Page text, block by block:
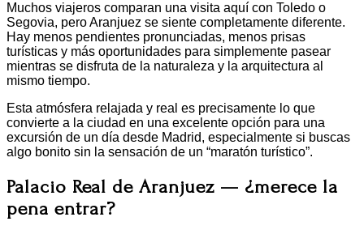
Muchos viajeros comparan una visita aquí con Toledo o
Segovia, pero Aranjuez se siente completamente diferente.
Hay menos pendientes pronunciadas, menos prisas
turísticas y más oportunidades para simplemente pasear
mientras se disfruta de la naturaleza y la arquitectura al
mismo tiempo.
Esta atmósfera relajada y real es precisamente lo que
convierte a la ciudad en una excelente opción para una
excursión de un día desde Madrid, especialmente si buscas
algo bonito sin la sensación de un “maratón turístico”.
Palacio Real de Aranjuez — ¿merece la
pena entrar?